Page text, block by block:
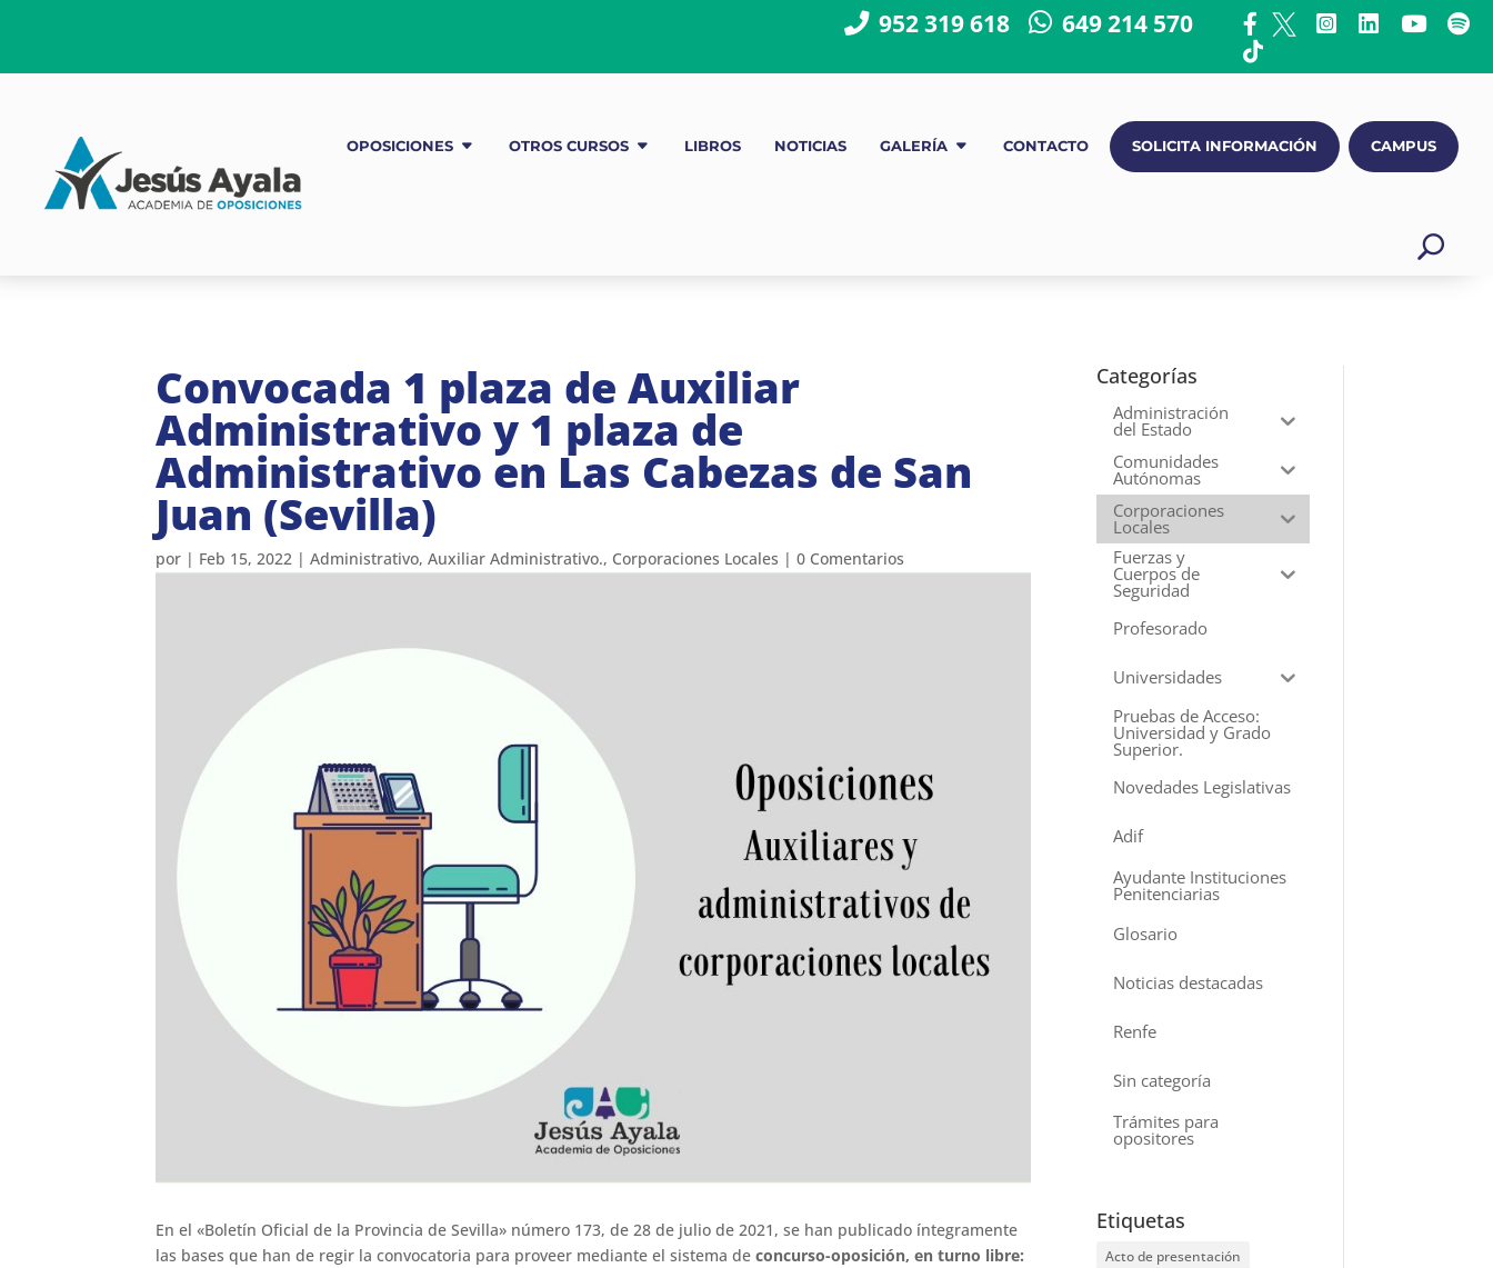
952 319 618 649 214 570
OPOSICIONES OTROS CURSOS LIBROS NOTICIAS GALERÍA CONTACTO SOLICITA INFORMACIÓN CAMPUS
Convocada 1 plaza de Auxiliar
Administrativo y 1 plaza de
Administrativo en Las Cabezas de San
Juan (Sevilla)
por | Feb 15, 2022 | Administrativo, Auxiliar Administrativo., Corporaciones Locales | 0 Comentarios
En el «Boletín Oficial de la Provincia de Sevilla» número 173, de 28 de julio de 2021, se han publicado íntegramente
las bases que han de regir la convocatoria para proveer mediante el sistema de concurso-oposición, en turno libre:
Categorías
Administración
del Estado
Comunidades
Autónomas
Corporaciones
Locales
Fuerzas y
Cuerpos de
Seguridad
Profesorado
Universidades
Pruebas de Acceso:
Universidad y Grado
Superior.
Novedades Legislativas
Adif
Ayudante Instituciones
Penitenciarias
Glosario
Noticias destacadas
Renfe
Sin categoría
Trámites para
opositores
Etiquetas
Acto de presentación